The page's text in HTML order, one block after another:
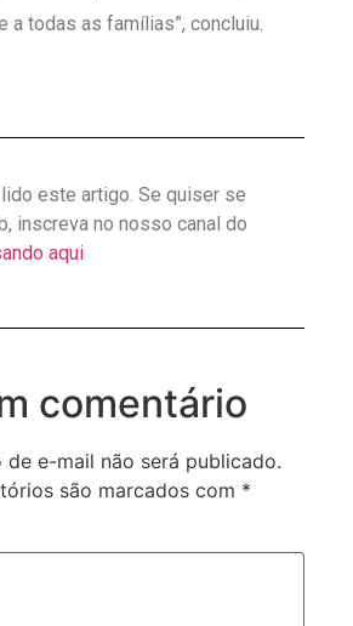
a todas as famílias”, concluiu.
este artigo. Se quiser se
inscreva no nosso canal do
aqui
comentário
de e-mail não será publicado.
são marcados com *